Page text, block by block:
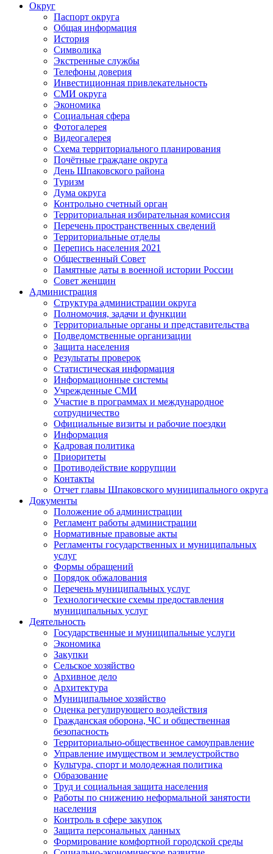
Округ
Паспорт округа
Общая информация
История
Символика
Экстренные службы
Телефоны доверия
Инвестиционная привлекательность
СМИ округа
Экономика
Социальная сфера
Фотогалерея
Видеогалерея
Схема территориального планирования
Почётные граждане округа
День Шпаковского района
Туризм
Дума округа
Контрольно счетный орган
Территориальная избирательная комиссия
Перечень пространственных сведений
Территориальные отделы
Перепись населения 2021
Общественный Совет
Памятные даты в военной истории России
Совет женщин
Администрация
Структура администрации округа
Полномочия, задачи и функции
Территориальные органы и представительства
Подведомственные организации
Защита населения
Результаты проверок
Статистическая информация
Информационные системы
Учрежденные СМИ
Участие в программах и международное
сотрудничество
Официальные визиты и рабочие поездки
Информация
Кадровая политика
Приоритеты
Противодействие коррупции
Контакты
Отчет главы Шпаковского муниципального округа
Документы
Положение об администрации
Регламент работы администрации
Нормативные правовые акты
Регламенты государственных и муниципальных
услуг
Формы обращений
Порядок обжалования
Перечень муниципальных услуг
Технологические схемы предоставления
муниципальных услуг
Деятельность
Государственные и муниципальные услуги
Экономика
Закупки
Сельское хозяйство
Архивное дело
Архитектура
Муниципальное хозяйство
Оценка регулирующего воздействия
Гражданская оборона, ЧС и общественная
безопасность
Территориально-общественное самоуправление
Управление имуществом и землеустройство
Культура, спорт и молодежная политика
Образование
Труд и социальная защита населения
Работы по снижению неформальной занятости
населения
Контроль в сфере закупок
Защита персональных данных
Формирование комфортной городской среды